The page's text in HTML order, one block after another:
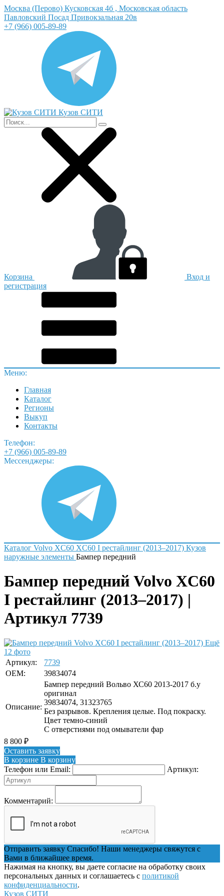
Москва (Перово) Кусковская 4б , Московская область
Павловский Посад Привокзальная 20в
+7 (966) 005-89-89
Кузов СИТИ
Корзина
Вход и
регистрация
Меню:
Главная
Каталог
Регионы
Выкуп
Контакты
Телефон:
+7 (966) 005-89-89
Мессенджеры:
Каталог Volvo XC60 XC60 I рестайлинг (2013–2017) Кузов
наружные элементы Бампер передний
Бампер передний Volvo XC60
I рестайлинг (2013–2017) |
Артикул 7739
Ещё
12 фото
Артикул:
7739
OEM:
39834074
Описание:
Бампер передний Вольво ХС60 2013-2017 б.у
оригинал
39834074, 31323765
Без разрывов. Крепления целые. Под покраску.
Цвет темно-синий
С отверстиями под омыватели фар
8 800 ₽
Оставить заявку
В корзине В корзину
Телефон или Email:
Артикул:
Комментарий:
Отправить заявку Спасибо! Наши менеджеры свяжутся с
Вами в ближайшее время.
Нажимая на кнопку, вы даете согласие на обработку своих
персональных данных и соглашаетесь с политикой
конфиденциальности.
Кузов СИТИ